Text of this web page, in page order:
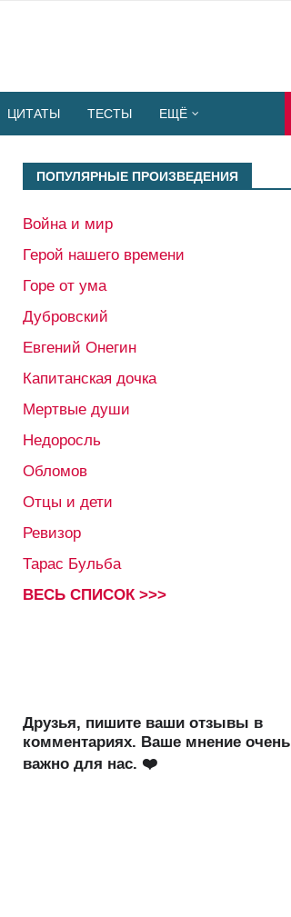
ЦИТАТЫ ТЕСТЫ ЕЩЁ
ПОПУЛЯРНЫЕ ПРОИЗВЕДЕНИЯ
Война и мир
Герой нашего времени
Горе от ума
Дубровский
Евгений Онегин
Капитанская дочка
Мертвые души
Недоросль
Обломов
Отцы и дети
Ревизор
Тарас Бульба
ВЕСЬ СПИСОК >>>
Друзья, пишите ваши отзывы в
комментариях. Ваше мнение очень
важно для нас. ❤️